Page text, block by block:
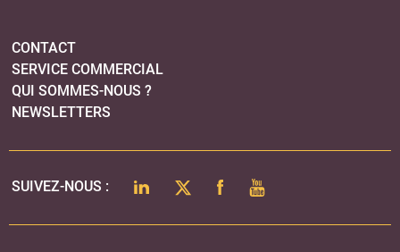
MENTIONS LÉGALES
POLITIQUE DE CONFIDENTIALITÉ
COOKIES